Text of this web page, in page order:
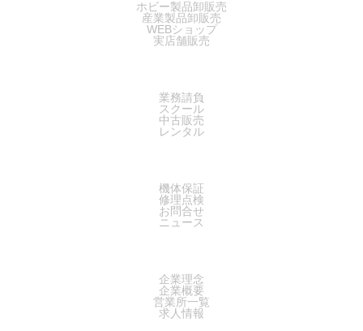
ホビー製品卸販売
産業製品卸販売
WEBショップ
実店舗販売
業務請負
スクール
中古販売
レンタル
機体保証
修理点検
お問合せ
ニュース
企業理念
企業概要
営業所一覧
求人情報